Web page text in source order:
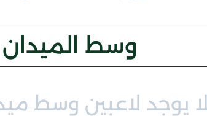
وسط الميدان
يوجد لاعبين وسط